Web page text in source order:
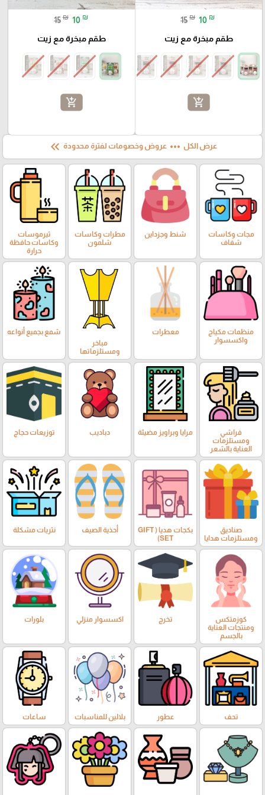
15 ₪ 10 ₪
طقم مبخرة مع زيت
add_shopping_cart
15 ₪ 10 ₪
طقم مبخرة مع زيت
add_shopping_cart
عرض الكل more_horiz عروض وخصومات لفترة محدودة keyboard_double_arrow_left
مجات وكاسات
شفاف
شنط وجزداين
مطرات وكاسات
شلمون
ثيرموسات
وكاسات حافظة
حرارة
منظمات مكياج
واكسسوار
معطرات
مباخر
ومستلزماتها
شمع بجميع أنواعه
فراشي
ومستلزمات
العناية بالشعر
مرايا وبراويز مضيئة دباديب توزيعات حجاج
صناديق
ومستلزمات هدايا
بكجات هديا ( GIFT
SET)
أحذية الصيف نثريات مشكلة
كوزمتكس
ومنتجات العناية
بالجسم
تخرج اكسسوار منزلي بلورات
تحف عطور بلالين للمناسبات ساعات